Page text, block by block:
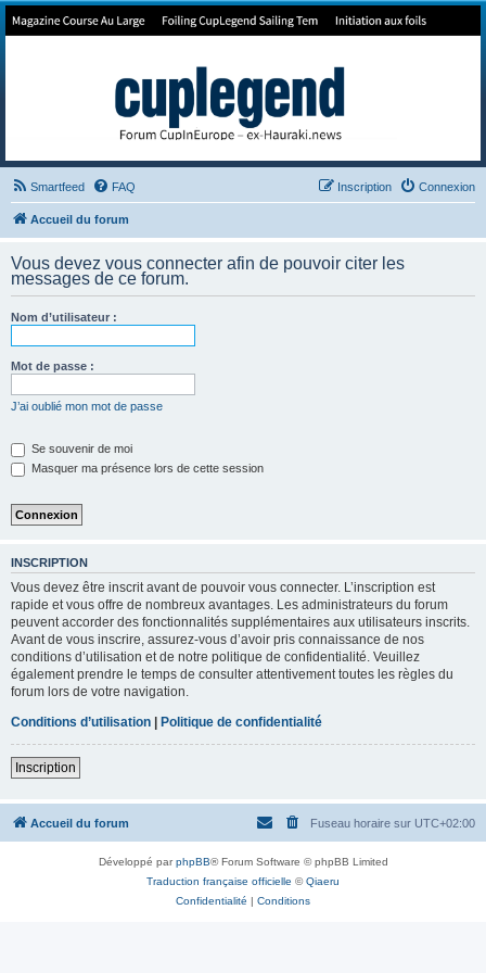
Forum de Cup In Europe
Smartfeed FAQ Connexion
Inscription
Accueil du forum
Vous devez vous connecter afin de pouvoir citer les
messages de ce forum.
Nom d’utilisateur :
Mot de passe :
J’ai oublié mon mot de passe
Se souvenir de moi
Masquer ma présence lors de cette session
INSCRIPTION
Vous devez être inscrit avant de pouvoir vous connecter. L’inscription est
rapide et vous offre de nombreux avantages. Les administrateurs du forum
peuvent accorder des fonctionnalités supplémentaires aux utilisateurs inscrits.
Avant de vous inscrire, assurez-vous d’avoir pris connaissance de nos
conditions d’utilisation et de notre politique de confidentialité. Veuillez
également prendre le temps de consulter attentivement toutes les règles du
forum lors de votre navigation.
Conditions d’utilisation
Politique de confidentialité
Inscription
Accueil du forum Fuseau horaire sur UTC+02:00
Développé parphpBB® Forum Software © phpBB Limited
Traduction française officielle ©Qiaeru
Confidentialité | Conditions